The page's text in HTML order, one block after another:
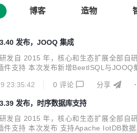
博客 造物
发布，JOOQ 集成
发自 2015 年，核心和生态扩展全部自
件支持 本次发布新增BeetlSQL与
23:35:42
0 评论 分享
发布，时序数据库支持
发自 2015 年，核心和生态扩展全部自
件支持 本次发布 支持Apache IotDB数